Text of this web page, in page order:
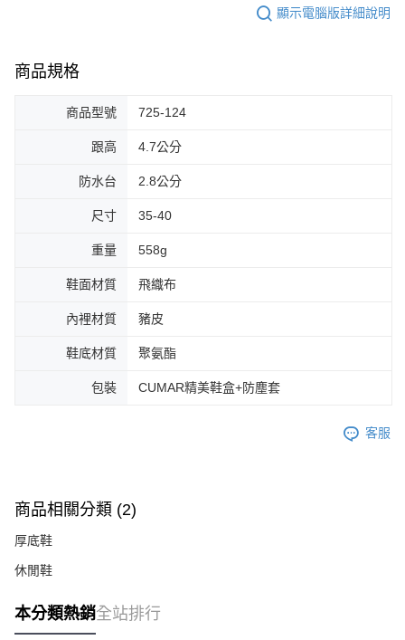
顯示電腦版詳細說明
商品規格
商品型號 725-124
跟高 4.7公分
防水台 2.8公分
尺寸 35-40
重量 558g
鞋面材質 飛織布
內裡材質 豬皮
鞋底材質 聚氨酯
包裝 CUMAR精美鞋盒+防塵套
客服
商品相關分類 (2)
厚底鞋
休閒鞋
本分類熱銷全站排行